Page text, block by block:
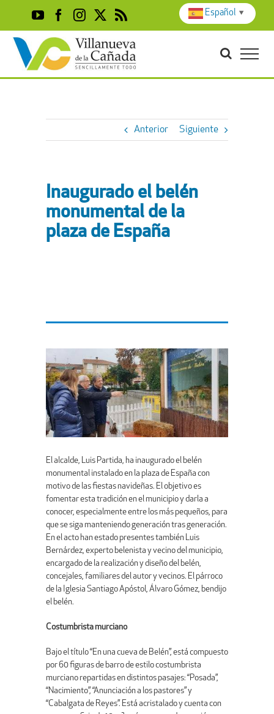
content
YouTubeFacebook
Instagram
X Rss
Anterior Siguiente
Inaugurado el belén
monumental de la
plaza de España
El alcalde, Luis Partida, ha inaugurado el belén
monumental instalado en la plaza de España con
motivo de las fiestas navideñas. El objetivo es
fomentar esta tradición en el municipio y darla a
conocer, especialmente entre los más pequeños, para
que se siga manteniendo generación tras generación.
En el acto han estado presentes también Luis
Bernárdez, experto belenista y vecino del municipio,
encargado de la realización y diseño del belén,
concejales, familiares del autor y vecinos. El párroco
de la Iglesia Santiago Apóstol, Álvaro Gómez, bendijo
el belén.
Costumbrista murciano
Bajo el título “En una cueva de Belén”, está compuesto
por 60 figuras de barro de estilo costumbrista
murciano repartidas en distintos pasajes: “Posada”,
“Nacimiento”, “Anunciación a los pastores” y
“Cabalgata de Reyes”. Está acristalado y cuenta con
Español ▼